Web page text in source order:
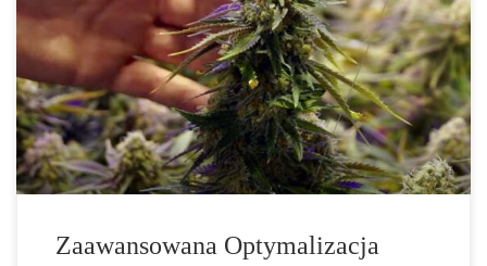
Zaawansowana Optymalizacja Wydajności Konopi za pomocą
Wykresu VPD Deficyt ciśnienia pary wodnej (VPD – Vapor
Pressure Deficit) to jeden z kluczowych parametrów, który
decyduje o tym, jak skutecznie rośliny konopi oddychają,
transpirują oraz pobierają składniki odżywcze. Wbrew
powszechnemu przekonaniu, kontrola VPD to nie tylko […]
Zaawansowana Optymalizacja